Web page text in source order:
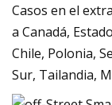
Casos en el
a Canadá,
Chile, Polonia,
Sur, Tailandia,